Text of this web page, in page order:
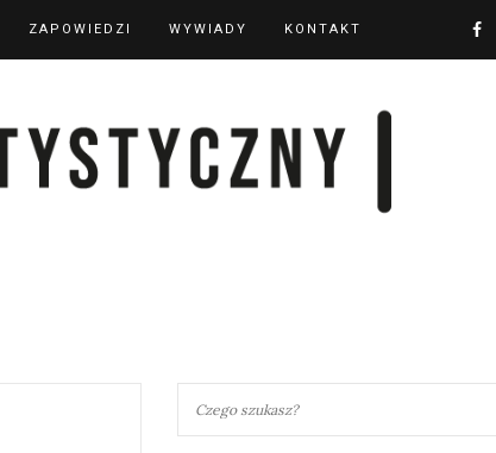
ZAPOWIEDZI WYWIADY KONTAKT